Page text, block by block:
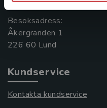
Besöksadress:
Åkergränden 1
Kundservice
Kontakta kundservice